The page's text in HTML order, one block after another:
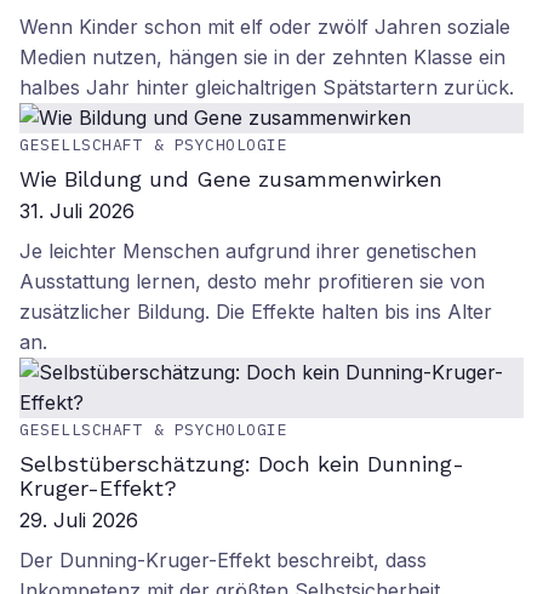
Wenn Kinder schon mit elf oder zwölf Jahren soziale
Medien nutzen, hängen sie in der zehnten Klasse ein
halbes Jahr hinter gleichaltrigen Spätstartern zurück.
GESELLSCHAFT & PSYCHOLOGIE
Wie Bildung und Gene zusammenwirken
31. Juli 2026
Je leichter Menschen aufgrund ihrer genetischen
Ausstattung lernen, desto mehr profitieren sie von
zusätzlicher Bildung. Die Effekte halten bis ins Alter
an.
GESELLSCHAFT & PSYCHOLOGIE
Selbstüberschätzung: Doch kein Dunning-
Kruger-Effekt?
29. Juli 2026
Der Dunning-Kruger-Effekt beschreibt, dass